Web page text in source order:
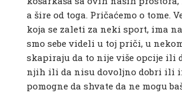
a šire od toga. Pričaćemo o tome.
koja se zaleti za neki sport, ima
smo sebe videli u toj priči, u
skapiraju da to nije više opcije ili
njih ili da nisu dovoljno dobri ili
pomogne da shvate da ne mogu